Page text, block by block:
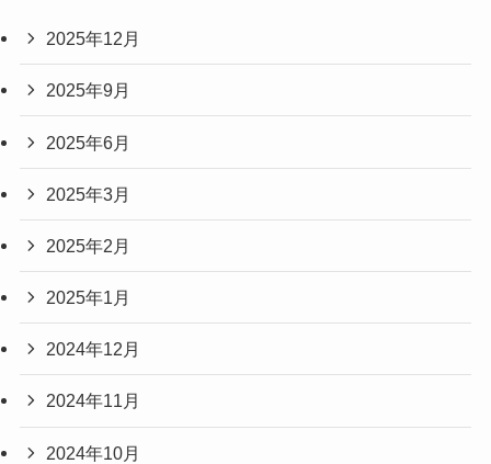
2025年12月
2025年9月
2025年6月
2025年3月
2025年2月
2025年1月
2024年12月
2024年11月
2024年10月